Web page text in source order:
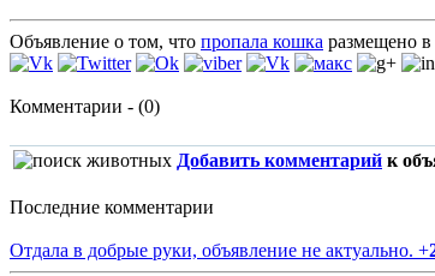
Объявление о том, что пропала кошка размещено в
Комментарии - (0)
Добавить комментарий к
Последние комментарии
Отдала в добрые руки, объявление не актуально. +